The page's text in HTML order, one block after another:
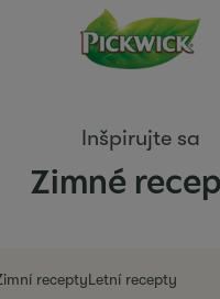
Inšpirujte sa
Zimné
receptyLetní recepty